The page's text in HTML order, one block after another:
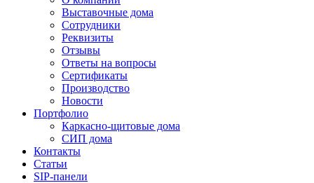
Выставочные дома
Сотрудники
Реквизиты
Отзывы
Ответы на вопросы
Сертификаты
Производство
Новости
Портфолио
Каркасно-щитовые дома
СИП дома
Контакты
Статьи
SIP-панели